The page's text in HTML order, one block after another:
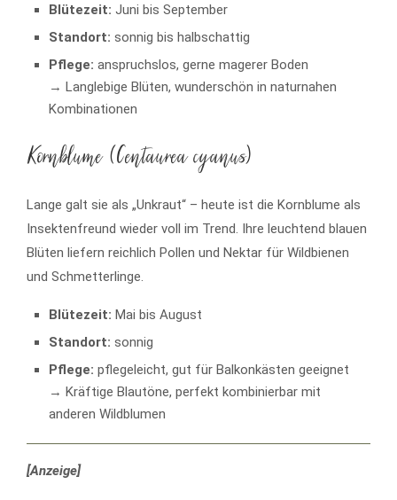
Blütezeit: Juni bis September
Standort: sonnig bis halbschattig
Pflege: anspruchslos, gerne magerer Boden
→ Langlebige Blüten, wunderschön in naturnahen
Kombinationen
Kornblume (Centaurea cyanus)
Lange galt sie als „Unkraut“ – heute ist die Kornblume als
Insektenfreund wieder voll im Trend. Ihre leuchtend blauen
Blüten liefern reichlich Pollen und Nektar für Wildbienen
und Schmetterlinge.
Blütezeit: Mai bis August
Standort: sonnig
Pflege: pflegeleicht, gut für Balkonkästen geeignet
→ Kräftige Blautöne, perfekt kombinierbar mit
anderen Wildblumen
[Anzeige]